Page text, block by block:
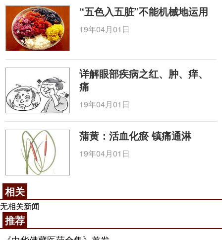
“五色入五脏”不能机械地运用
19年04月01日
详解眼部疾病之红、肿、痒、
痛
19年04月01日
蒲黄：活血化瘀 镇痛通淋
19年04月01日
相关
无相关新闻
推荐